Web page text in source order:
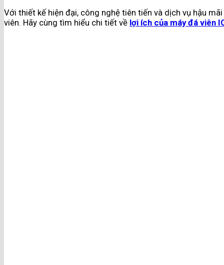
Với thiết kế hiện đại, công nghệ tiên tiến và dịch vụ hậu
viên. Hãy cùng tìm hiểu chi tiết về lợi ích của máy đá viên